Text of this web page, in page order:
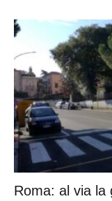
Roma: al via la